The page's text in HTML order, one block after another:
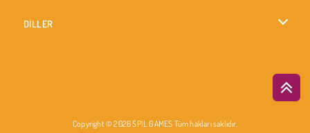
DİLLER
Copyright © 2026 SPIL GAMES Tüm hakları saklıdır.